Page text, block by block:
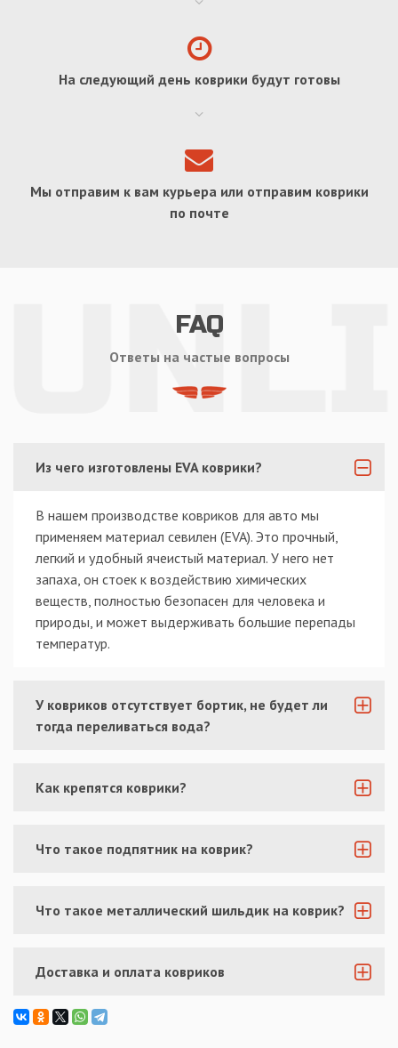
На следующий день коврики будут готовы
Мы отправим к вам курьера или отправим коврики
по почте
FAQ
Ответы на частые вопросы
Из чего изготовлены EVA коврики?
В нашем производстве ковриков для авто мы
применяем материал севилен (EVA). Это прочный,
легкий и удобный ячеистый материал. У него нет
запаха, он стоек к воздействию химических
веществ, полностью безопасен для человека и
природы, и может выдерживать большие перепады
температур.
У ковриков отсутствует бортик, не будет ли
тогда переливаться вода?
Как крепятся коврики?
Что такое подпятник на коврик?
Что такое металлический шильдик на коврик?
Доставка и оплата ковриков